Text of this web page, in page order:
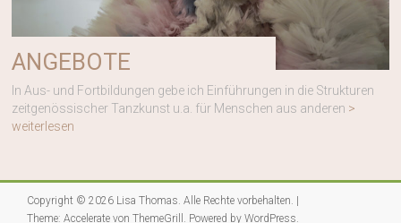
ANGEBOTE
In Aus- und Fortbildungen gebe ich Einführungen in die Strukturen
zeitgenössischer Tanzkunst u.a. für Menschen aus anderen >
weiterlesen
Copyright © 2026 Lisa Thomas. Alle Rechte vorbehalten. |
Theme: Acceleratevon ThemeGrill. Powered by WordPress.